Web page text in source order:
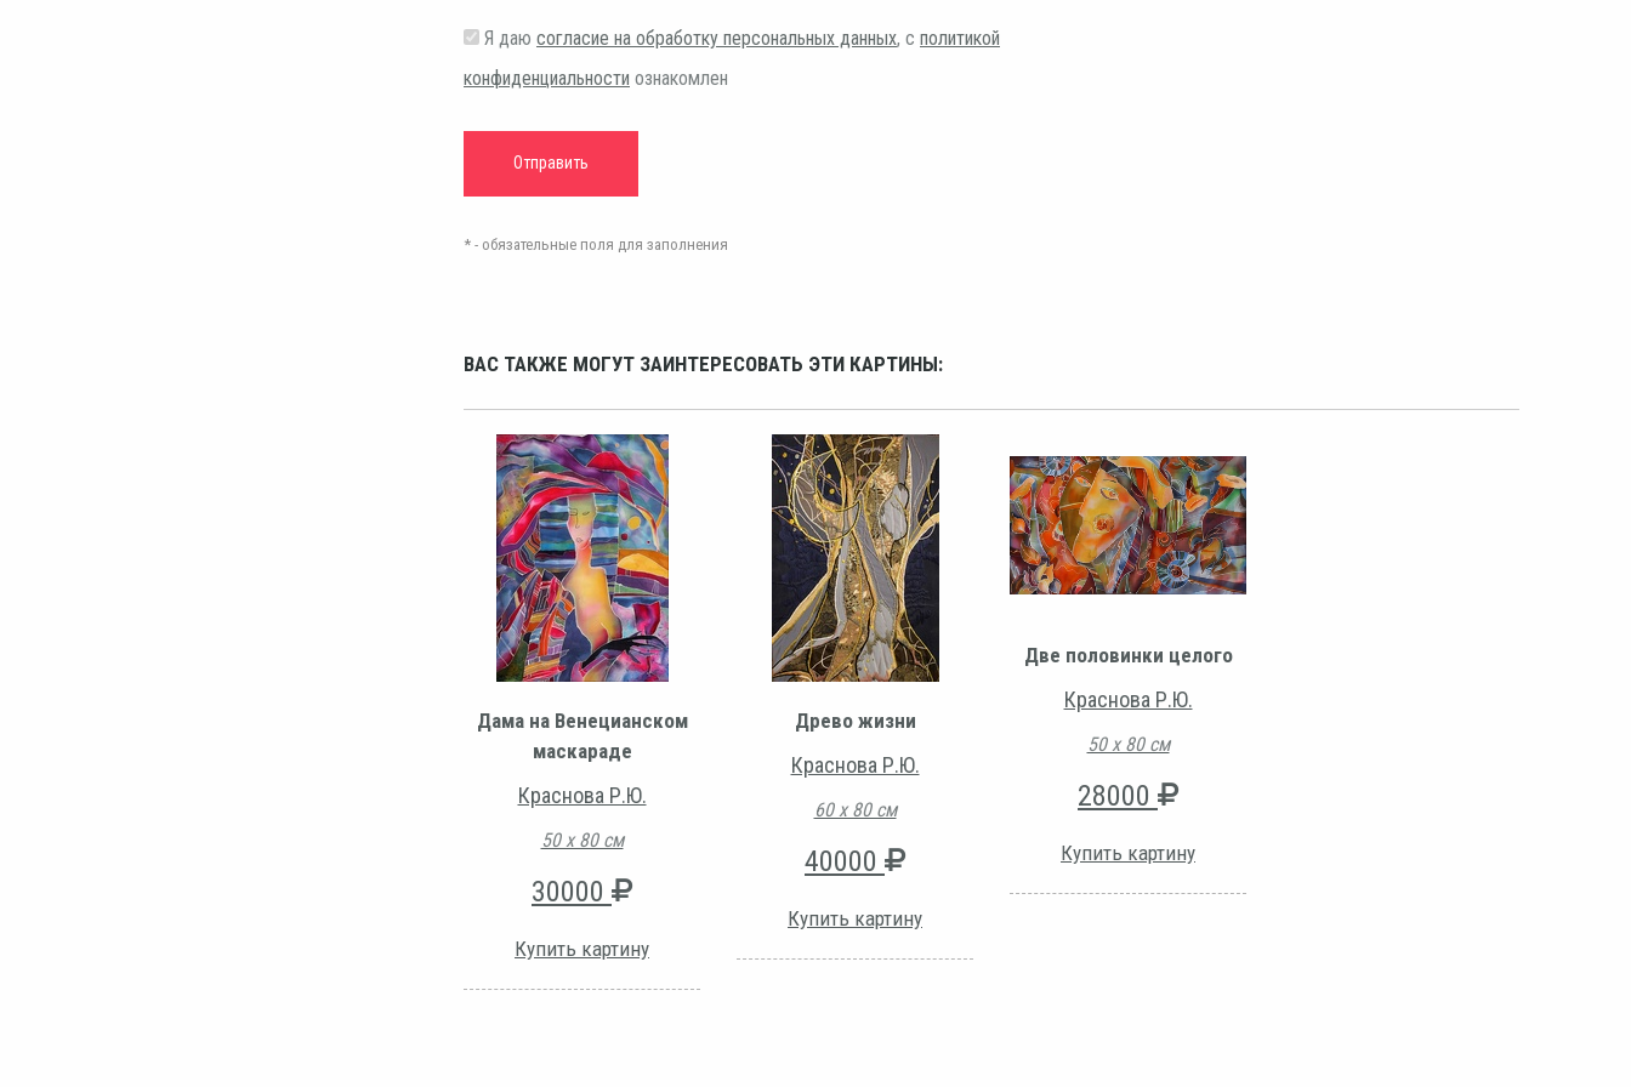
Я даю согласие на обработку персональных данных, с политикой
конфиденциальности ознакомлен
* - обязательные поля для заполнения
ВАС ТАКЖЕ МОГУТ ЗАИНТЕРЕСОВАТЬ ЭТИ КАРТИНЫ:
Дама на Венецианском
маскараде
Краснова Р.Ю.
50 х 80 см
30000
Купить картину
Древо жизни
Краснова Р.Ю.
60 х 80 см
40000
Купить картину
Две половинки целого
Краснова Р.Ю.
50 х 80 см
28000
Купить картину